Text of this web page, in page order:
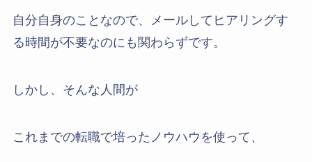
自分自身のことなので、メールしてヒアリングす
る時間が不要なのにも関わらずです。
しかし、そんな人間が
これまでの転職で培ったノウハウを使って、